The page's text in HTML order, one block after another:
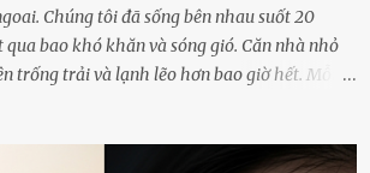
Chúng tôi đã sống bên nhau suốt 20
qua bao khó khăn và sóng gió. Căn nhà nhỏ
trống trải và lạnh lẽo hơn bao giờ hết. Mỗi
vô tận, chẳng còn muốn làm gì ngoài việc